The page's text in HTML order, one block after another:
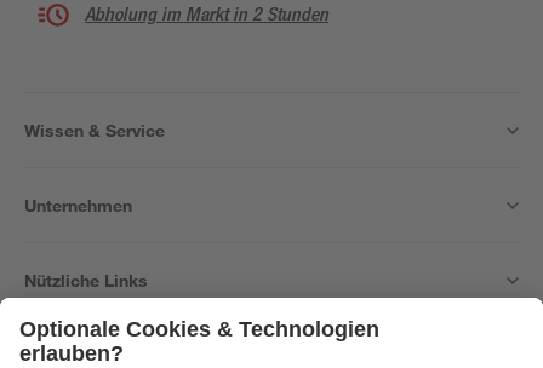
Abholung im Markt in 2 Stunden
Wissen & Service
Unternehmen
Nützliche Links